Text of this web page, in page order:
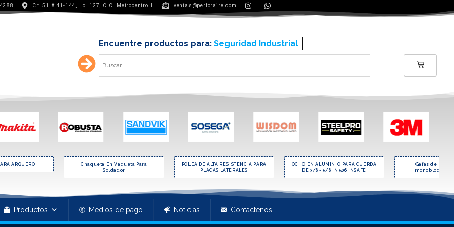
Cr. 51 # 41-144, Lc. 127, C.C. Metrocentro II ventas@perforaire.com
Encuentre productos para: Minería y contrucción
ARQUERO
Chaqueta En Vaqueta Para
Soldador
POLEA DE ALTA RESISTENCIA PARA
PLACAS LATERALES
OCHO EN ALUMINIO PARA CUERDA
DE 3/8 - 5/8 IN 506 INSAFE
Gafas de
monobloque
Productos Medios de pago Noticias Contáctenos